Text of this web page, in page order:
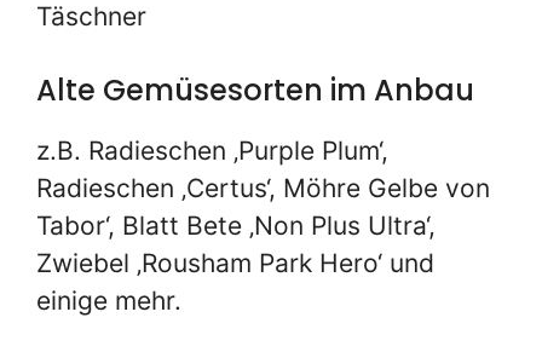
Alte Gemüsesorten im Anbau
z.B. Radieschen ‚Purple Plum‘,
Radieschen ‚Certus‘, Möhre Gelbe von
Tabor‘, Blatt Bete ‚Non Plus Ultra‘,
Zwiebel ‚Rousham Park Hero‘ und
einige mehr.